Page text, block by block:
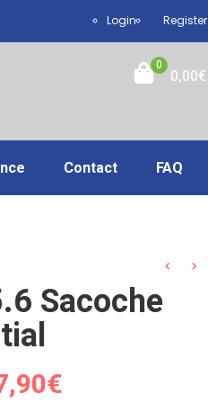
Login Register
0
0,00€
Contact FAQ
Sacoche
€